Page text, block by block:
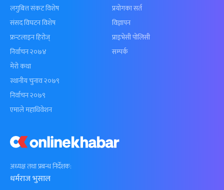
अध्यक्ष तथा प्रबन्ध निर्देशक:
धर्मराज भुसाल
लगुबित्त संकट विशेष
संसद विघटन विशेष
फ्रन्टलाइन हिरोज्
निर्वाचन २०७४
मेरो कथा
स्थानीय चुनाव २०७९
निर्वाचन २०७९
एमाले महाधिवेशन
प्रयोगका सर्त
विज्ञापन
प्राइभेसी पोलिसी
सम्पर्क